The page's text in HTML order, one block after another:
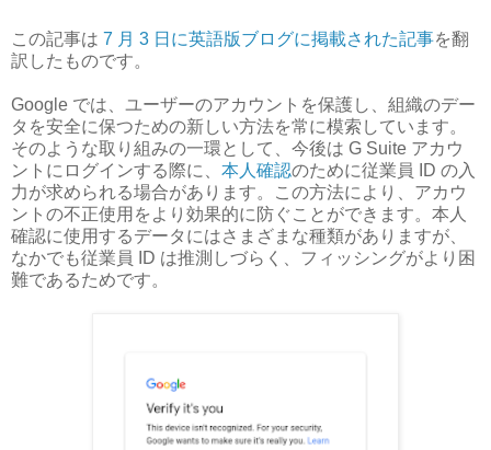
この記事は 7 月 3 日に英語版ブログに掲載された記事を翻
訳したものです。
Google では、ユーザーのアカウントを保護し、組織のデー
タを安全に保つための新しい方法を常に模索しています。
そのような取り組みの一環として、今後は G Suite アカウ
ントにログインする際に、 本人確認のために従業員 ID の入
力が求められる場合があります。この方法により、アカウ
ントの不正使用をより効果的に防ぐことができます。本人
確認に使用するデータにはさまざまな種類がありますが、
なかでも従業員 ID は推測しづらく、フィッシングがより困
難であるためです。